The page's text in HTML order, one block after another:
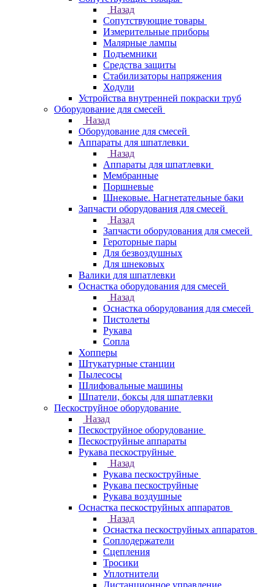
Назад
Сопутствующие товары
Измерительные приборы
Малярные лампы
Подъемники
Средства защиты
Стабилизаторы напряжения
Ходули
Устройства внутренней покраски труб
Оборудование для смесей
Назад
Оборудование для смесей
Аппараты для шпатлевки
Назад
Аппараты для шпатлевки
Мембранные
Поршневые
Шнековые. Нагнетательные баки
Запчасти оборудования для смесей
Назад
Запчасти оборудования для смесей
Героторные пары
Для безвоздушных
Для шнековых
Валики для шпатлевки
Оснастка оборудования для смесей
Назад
Оснастка оборудования для смесей
Пистолеты
Рукава
Сопла
Хопперы
Штукатурные станции
Пылесосы
Шлифовальные машины
Шпатели, боксы для шпатлевки
Пескоструйное оборудование
Назад
Пескоструйное оборудование
Пескоструйные аппараты
Рукава пескоструйные
Назад
Рукава пескоструйные
Рукава пескоструйные
Рукава воздушные
Оснастка пескоструйных аппаратов
Назад
Оснастка пескоструйных аппаратов
Соплодержатели
Сцепления
Тросики
Уплотнители
Дистанционное управление